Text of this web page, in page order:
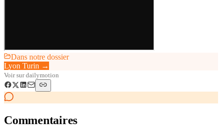
Dans notre dossier
Lyon Turin →
Voir surdailymotion
Commentaires